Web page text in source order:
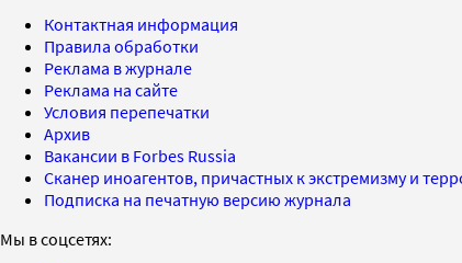
Контактная информация
Правила обработки
Реклама в журнале
Реклама на сайте
Условия перепечатки
Архив
Вакансии в Forbes Russia
Сканер иноагентов, причастных к экстремизму и
Подписка на печатную версию журнала
Мы в соцсетях: